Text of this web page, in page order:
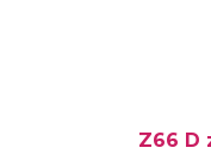
Z66 D